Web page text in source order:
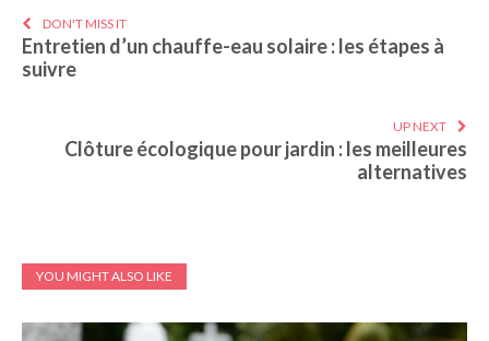
DON'T MISS IT
Entretien d’un chauffe-eau solaire : les étapes à
suivre
UP NEXT
Clôture écologique pour jardin : les meilleures
alternatives
YOU MIGHT ALSO LIKE